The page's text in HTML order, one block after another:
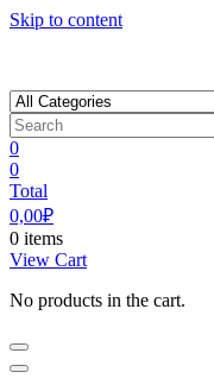
Skip to content
0
0
Total
0,00₽
0 items
View Cart
No products in the cart.